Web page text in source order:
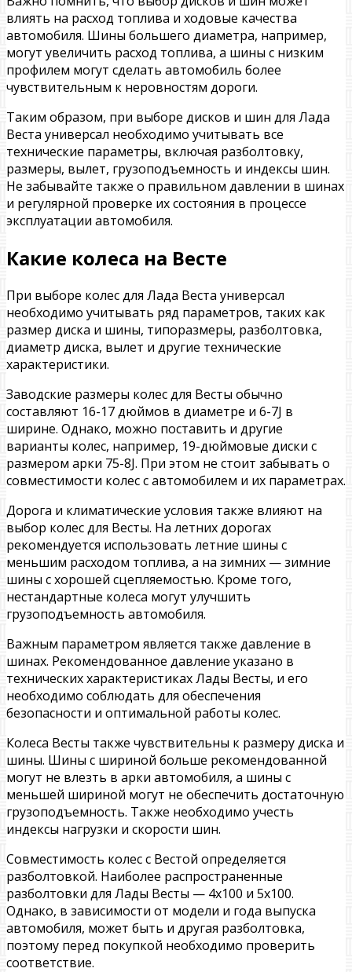
влиять на расход топлива и ходовые качества
автомобиля. Шины большего диаметра, например,
могут увеличить расход топлива, а шины с низким
профилем могут сделать автомобиль более
чувствительным к неровностям дороги.
Таким образом, при выборе дисков и шин для Лада
Веста универсал необходимо учитывать все
технические параметры, включая разболтовку,
размеры, вылет, грузоподъемность и индексы шин.
Не забывайте также о правильном давлении в шинах
и регулярной проверке их состояния в процессе
эксплуатации автомобиля.
Какие колеса на Весте
При выборе колес для Лада Веста универсал
необходимо учитывать ряд параметров, таких как
размер диска и шины, типоразмеры, разболтовка,
диаметр диска, вылет и другие технические
характеристики.
Заводские размеры колес для Весты обычно
составляют 16-17 дюймов в диаметре и 6-7J в
ширине. Однако, можно поставить и другие
варианты колес, например, 19-дюймовые диски с
размером арки 75-8J. При этом не стоит забывать о
совместимости колес с автомобилем и их параметрах.
Дорога и климатические условия также влияют на
выбор колес для Весты. На летних дорогах
рекомендуется использовать летние шины с
меньшим расходом топлива, а на зимних — зимние
шины с хорошей сцепляемостью. Кроме того,
нестандартные колеса могут улучшить
грузоподъемность автомобиля.
Важным параметром является также давление в
шинах. Рекомендованное давление указано в
технических характеристиках Лады Весты, и его
необходимо соблюдать для обеспечения
безопасности и оптимальной работы колес.
Колеса Весты также чувствительны к размеру диска и
шины. Шины с шириной больше рекомендованной
могут не влезть в арки автомобиля, а шины с
меньшей шириной могут не обеспечить достаточную
грузоподъемность. Также необходимо учесть
индексы нагрузки и скорости шин.
Совместимость колес с Вестой определяется
разболтовкой. Наиболее распространенные
разболтовки для Лады Весты — 4х100 и 5х100.
Однако, в зависимости от модели и года выпуска
автомобиля, может быть и другая разболтовка,
поэтому перед покупкой необходимо проверить
соответствие.